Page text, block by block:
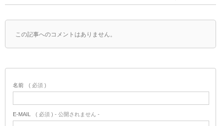
この記事へのコメントはありません。
名前 ( 必須 )
E-MAIL ( 必須 ) - 公開されません -